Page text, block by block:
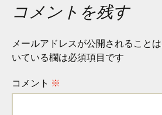
コメントを残す
メールアドレスが公開されることは
いている欄は必須項目です
コメント ※